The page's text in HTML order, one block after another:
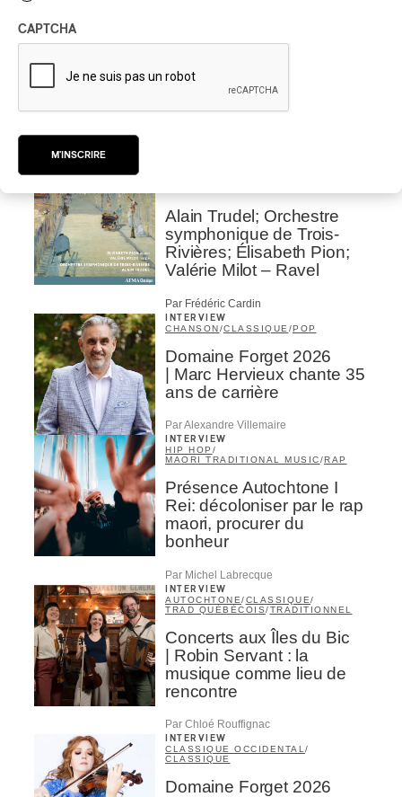
CRITIQUE D'ALBUM
Jacob Wutzke – Double
Alain Trudel; Orchestre
symphonique de Trois-
Rivières; Élisabeth Pion;
Valérie Milot – Ravel
Par Frédéric Cardin
INTERVIEW
CHANSON/CLASSIQUE /POP
Domaine Forget 2026
| Marc Hervieux chante 35
ans de carrière
Par Alexandre Villemaire
INTERVIEW
HIP HOP /
MAORI TRADITIONAL MUSIC/RAP
Présence Autochtone I
Rei: décoloniser par le rap
maori, procurer du
bonheur
Par Michel Labrecque
INTERVIEW
AUTOCHTONE/CLASSIQUE/
TRAD QUÉBÉCOIS/TRADITIONNEL
Concerts aux Îles du Bic
| Robin Servant : la
musique comme lieu de
rencontre
Par Chloé Rouffignac
INTERVIEW
CLASSIQUE OCCIDENTAL /
CLASSIQUE
Domaine Forget 2026
CAPTCHA
M'INSCRIRE